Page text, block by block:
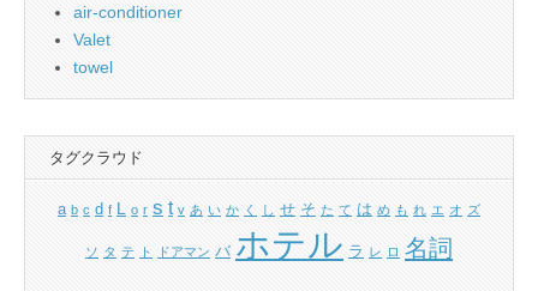
air-conditioner
Valet
towel
タグクラウド
a b c d f L o r s t v あ い か く し せ そ た て は め も れ エ オ ズ
ソ タ テ ト ドアマン バ ホテル ラ レ ロ 名詞